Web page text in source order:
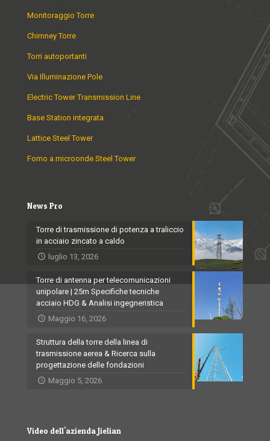
Monitoraggio Torre
Chimney Torre
Torri autoportanti
Via Illuminazione Pole
Electric Tower Transmission Line
Base Station integrata
Lattice Steel Tower
Forno a microonde Steel Tower
News Pro
Torre di trasmissione di potenza a traliccio
in acciaio zincato a caldo
luglio 13, 2026
Torre di antenna per telecomunicazioni
unipolare | 25m Specifiche tecniche
acciaio HDG & Analisi ingegneristica
Maggio 16, 2026
Struttura della torre della linea di
trasmissione aerea & Ricerca sulla
progettazione delle fondazioni
Maggio 5, 2026
Video dell'azienda Jielian